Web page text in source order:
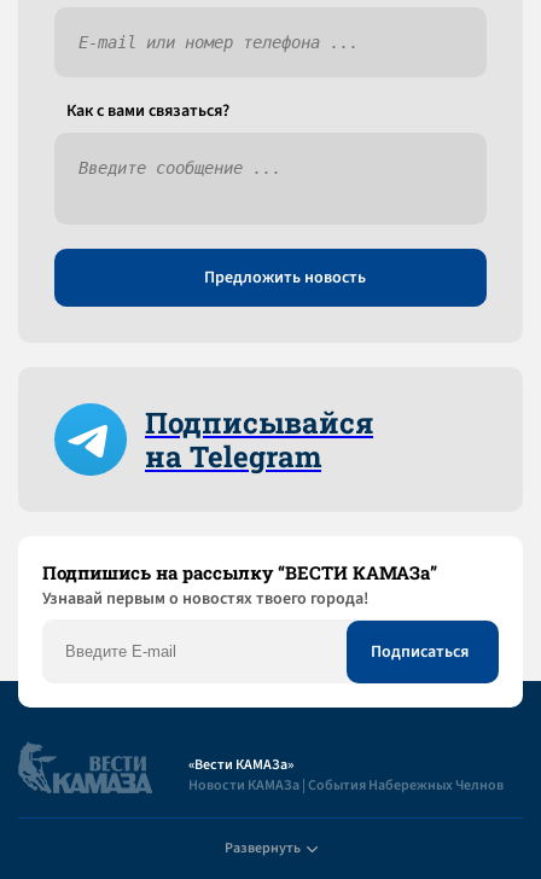
Как c вами связаться?
Предложить новость
Подписывайся
на Telegram
Подпишись на рассылку “ВЕСТИ КАМАЗа”
Узнaвай первым о новостях твоего города!
«Вести КАМАЗа»
Новости КАМАЗа | События Набережных Челнов
Развернуть